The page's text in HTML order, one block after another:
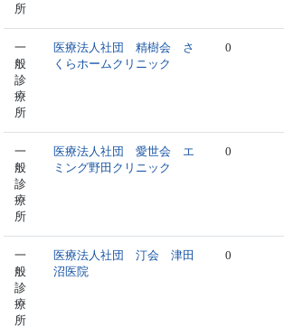
所
一
般
診
療
所
医療法人社団 精樹会 さ
くらホームクリニック
0
一
般
診
療
所
医療法人社団 愛世会 エ
ミング野田クリニック
0
一
般
診
療
所
医療法人社団 汀会 津田
沼医院
0